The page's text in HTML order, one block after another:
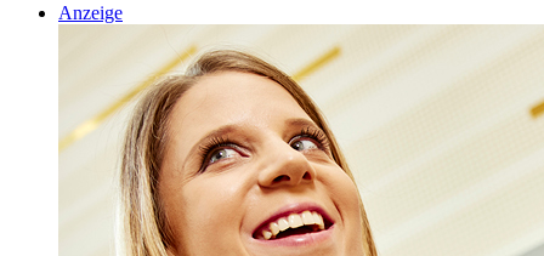
Anzeige